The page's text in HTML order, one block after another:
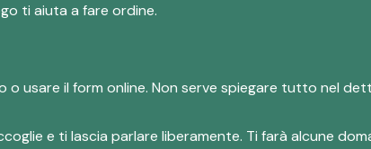
ti aiuta a fare ordine.
o usare il form online. Non serve spiegare tutto nel
e ti lascia parlare liberamente. Ti farà alcune